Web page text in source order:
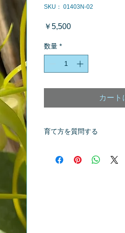
SKU： 01403N-02
￥5,500価
数量 *
カート
育て方を質問する
※質問へのお返事は、商